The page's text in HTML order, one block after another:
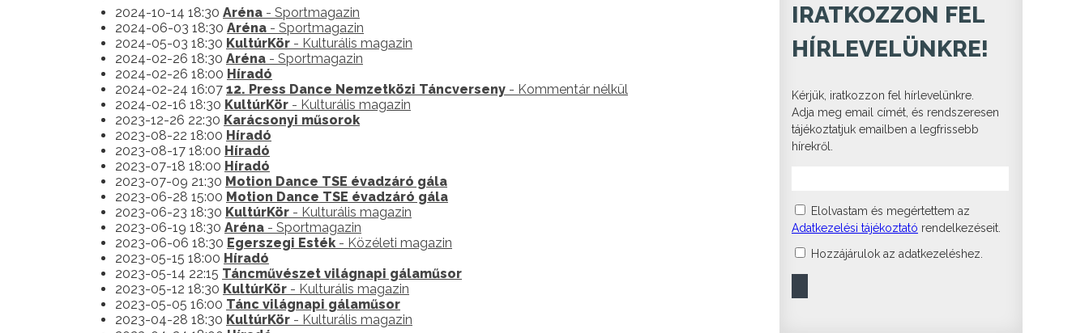
2024-10-14 18:30 Aréna - Sportmagazin
2024-06-03 18:30 Aréna - Sportmagazin
2024-05-03 18:30 KultúrKör - Kulturális magazin
2024-02-26 18:30 Aréna - Sportmagazin
2024-02-26 18:00 Híradó
2024-02-24 16:07 12. Press Dance Nemzetközi Táncverseny - Kommentár nélkül
2024-02-16 18:30 KultúrKör - Kulturális magazin
2023-12-26 22:30 Karácsonyi műsorok
2023-08-22 18:00 Híradó
2023-08-17 18:00 Híradó
2023-07-18 18:00 Híradó
2023-07-09 21:30 Motion Dance TSE évadzáró gála
2023-06-28 15:00 Motion Dance TSE évadzáró gála
2023-06-23 18:30 KultúrKör - Kulturális magazin
2023-06-19 18:30 Aréna - Sportmagazin
2023-06-06 18:30 Egerszegi Esték - Közéleti magazin
2023-05-15 18:00 Híradó
2023-05-14 22:15 Táncművészet világnapi gálaműsor
2023-05-12 18:30 KultúrKör - Kulturális magazin
2023-05-05 16:00 Tánc világnapi gálaműsor
2023-04-28 18:30 KultúrKör - Kulturális magazin
IRATKOZZON FEL
HÍRLEVELÜNKRE!
Kérjük, iratkozzon fel hírlevelünkre.
Adja meg email címét, és rendszeresen
tájékoztatjuk emailben a legfrissebb
hírekről.
Elolvastam és megértettem az
Adatkezelési tájékoztató rendelkezéseit.
Hozzájárulok az adatkezeléshez.